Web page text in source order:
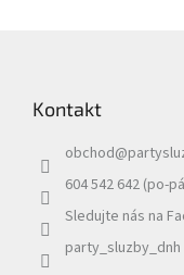
Kontakt
obchod@
604 542 642 (po-
Sledujte nás na
party_sluzby_dnh